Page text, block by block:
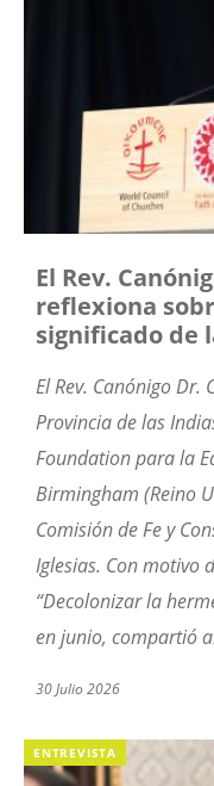
El Rev.
reflexiona
significado de
El Rev. Canónigo Dr.
Provincia de las
Foundation para la
Birmingham (Reino
Comisión de Fe y
Iglesias. Con motivo
“Decolonizar la
en junio, compartió
30 Julio 2026
ENTREVISTA